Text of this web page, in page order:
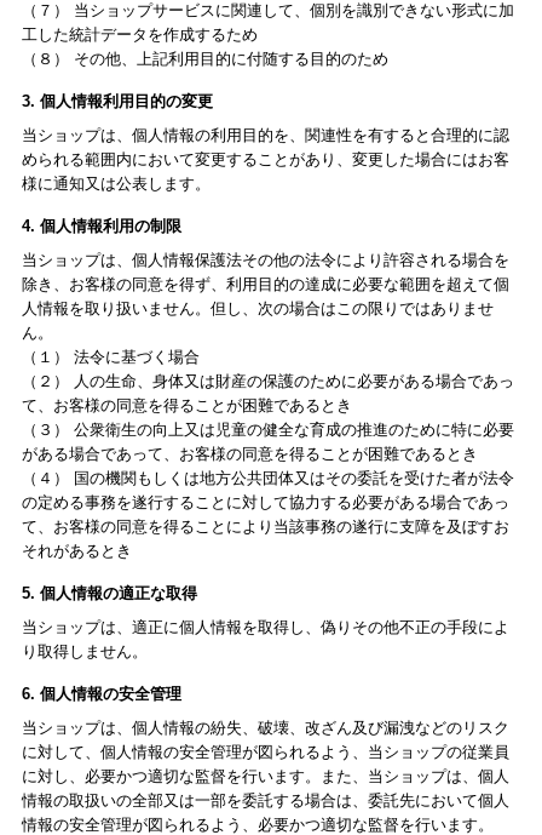
（７） 当ショップサービスに関連して、個別を識別できない形式に加
工した統計データを作成するため
（８） その他、上記利用目的に付随する目的のため
3. 個人情報利用目的の変更
当ショップは、個人情報の利用目的を、関連性を有すると合理的に認
められる範囲内において変更することがあり、変更した場合にはお客
様に通知又は公表します。
4. 個人情報利用の制限
当ショップは、個人情報保護法その他の法令により許容される場合を
除き、お客様の同意を得ず、利用目的の達成に必要な範囲を超えて個
人情報を取り扱いません。但し、次の場合はこの限りではありませ
ん。
（１） 法令に基づく場合
（２） 人の生命、身体又は財産の保護のために必要がある場合であっ
て、お客様の同意を得ることが困難であるとき
（３） 公衆衛生の向上又は児童の健全な育成の推進のために特に必要
がある場合であって、お客様の同意を得ることが困難であるとき
（４） 国の機関もしくは地方公共団体又はその委託を受けた者が法令
の定める事務を遂行することに対して協力する必要がある場合であっ
て、お客様の同意を得ることにより当該事務の遂行に支障を及ぼすお
それがあるとき
5. 個人情報の適正な取得
当ショップは、適正に個人情報を取得し、偽りその他不正の手段によ
り取得しません。
6. 個人情報の安全管理
当ショップは、個人情報の紛失、破壊、改ざん及び漏洩などのリスク
に対して、個人情報の安全管理が図られるよう、当ショップの従業員
に対し、必要かつ適切な監督を行います。また、当ショップは、個人
情報の取扱いの全部又は一部を委託する場合は、委託先において個人
情報の安全管理が図られるよう、必要かつ適切な監督を行います。